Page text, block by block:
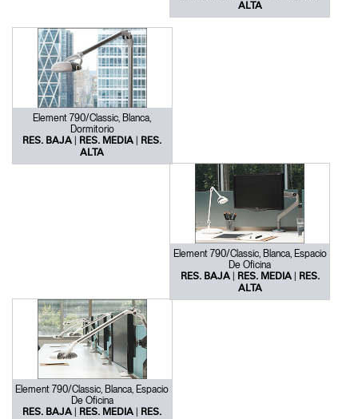
ALTA
Element 790/Classic, Blanca,
Dormitorio
RES. BAJA | RES. MEDIA | RES.
ALTA
Element 790/Classic, Blanca, Espacio
De Oficina
RES. BAJA | RES. MEDIA | RES.
ALTA
Element 790/Classic, Blanca, Espacio
De Oficina
RES. BAJA | RES. MEDIA | RES.